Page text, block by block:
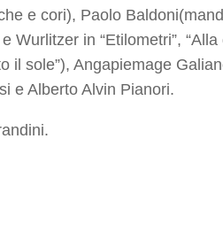
e cori), Paolo Baldoni
Wurlitzer in “Etilometri”, “Alla
il sole”), Angapiemage
e Alberto Alvin Pianori.
.